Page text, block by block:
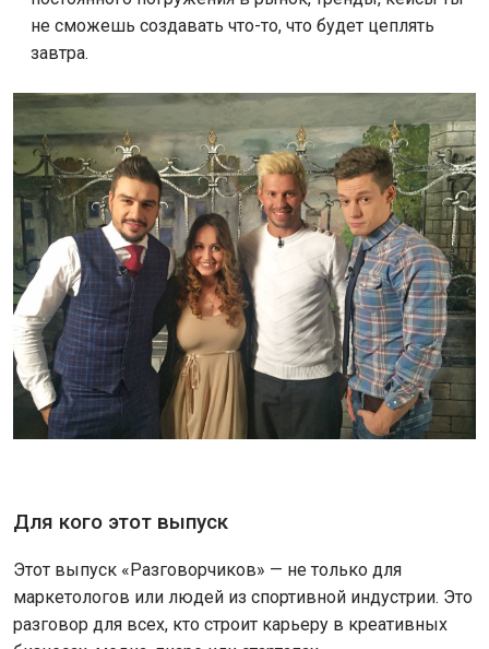
не сможешь создавать что-то, что будет цеплять
завтра.
Для кого этот выпуск
Этот выпуск «Разговорчиков» — не только для
маркетологов или людей из спортивной индустрии. Это
разговор для всех, кто строит карьеру в креативных